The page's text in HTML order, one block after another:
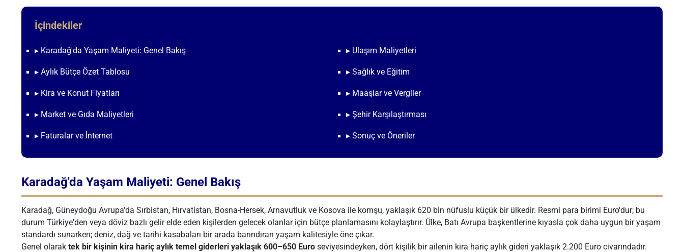
İçindekiler
▸ Karadağ'da Yaşam Maliyeti: Genel Bakış
▸ Aylık Bütçe Özet Tablosu
▸ Kira ve Konut Fiyatları
▸ Market ve Gıda Maliyetleri
▸ Faturalar ve İnternet
▸ Ulaşım Maliyetleri
▸ Sağlık ve Eğitim
▸ Maaşlar ve Vergiler
▸ Şehir Karşılaştırması
▸ Sonuç ve Öneriler
Karadağ'da Yaşam Maliyeti: Genel Bakış
Karadağ, Güneydoğu Avrupa'da Sırbistan, Hırvatistan, Bosna-Hersek, Arnavutluk ve Kosova ile komşu, yaklaşık 620 bin nüfuslu küçük bir ülkedir. Resmi para birimi Euro'dur; bu
durum Türkiye'den veya döviz bazlı gelir elde eden kişilerden gelecek olanlar için bütçe planlamasını kolaylaştırır. Ülke, Batı Avrupa başkentlerine kıyasla çok daha uygun bir yaşam
standardı sunarken; deniz, dağ ve tarihi kasabaları bir arada barındıran yaşam kalitesiyle öne çıkar.
Genel olarak tek bir kişinin kira hariç aylık temel giderleri yaklaşık 600–650 Euro seviyesindeyken, dört kişilik bir ailenin kira hariç aylık gideri yaklaşık 2.200 Euro civarındadır.